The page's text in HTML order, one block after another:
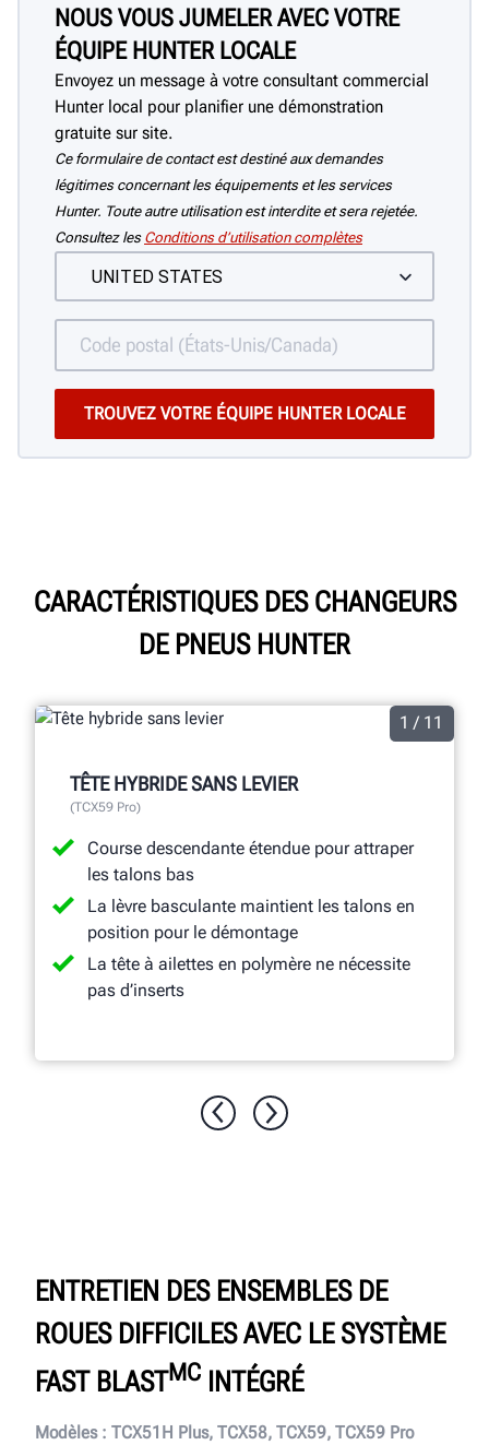
NOUS VOUS JUMELER AVEC VOTRE
ÉQUIPE HUNTER LOCALE
Envoyez un message à votre consultant commercial
Hunter local pour planifier une démonstration
gratuite sur site.
Ce formulaire de contact est destiné aux demandes
légitimes concernant les équipements et les services
Hunter. Toute autre utilisation est interdite et sera rejetée.
Consultez les Conditions d’utilisation complètes
CARACTÉRISTIQUES DES CHANGEURS
DE PNEUS HUNTER
1 / 11
TÊTE HYBRIDE SANS LEVIER
(TCX59 Pro)
Course descendante étendue pour attraper
les talons bas
La lèvre basculante maintient les talons en
position pour le démontage
La tête à ailettes en polymère ne nécessite
pas d’inserts
ENTRETIEN DES ENSEMBLES DE
ROUES DIFFICILES AVEC LE SYSTÈME
FAST BLASTMC INTÉGRÉ
Modèles : TCX51H Plus, TCX58, TCX59, TCX59 Pro